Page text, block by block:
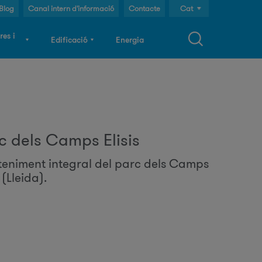
i
Edificació Energia
Cat
Eng
Blog Canal intern d'informació Contacte
dels Camps Elisis
integral del parc dels Camps
(Lleida).